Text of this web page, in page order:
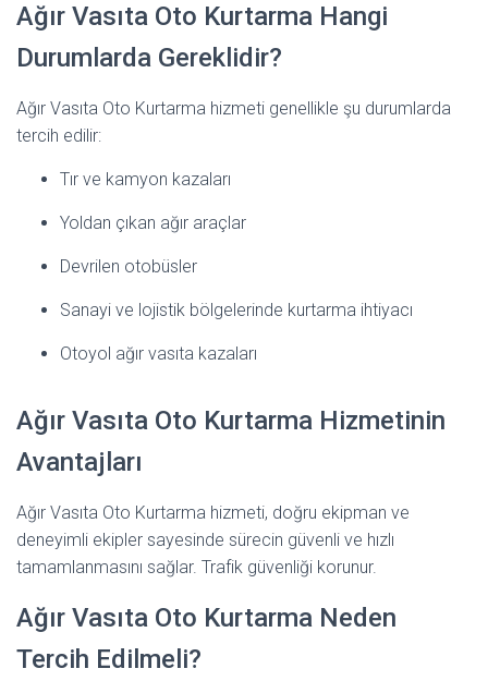
Ağır Vasıta Oto Kurtarma Hangi
Durumlarda Gereklidir?
Ağır Vasıta Oto Kurtarma hizmeti genellikle şu durumlarda
tercih edilir:
Tır ve kamyon kazaları
Yoldan çıkan ağır araçlar
Devrilen otobüsler
Sanayi ve lojistik bölgelerinde kurtarma ihtiyacı
Otoyol ağır vasıta kazaları
Ağır Vasıta Oto Kurtarma Hizmetinin
Avantajları
Ağır Vasıta Oto Kurtarma hizmeti, doğru ekipman ve
deneyimli ekipler sayesinde sürecin güvenli ve hızlı
tamamlanmasını sağlar. Trafik güvenliği korunur.
Ağır Vasıta Oto Kurtarma Neden
Tercih Edilmeli?